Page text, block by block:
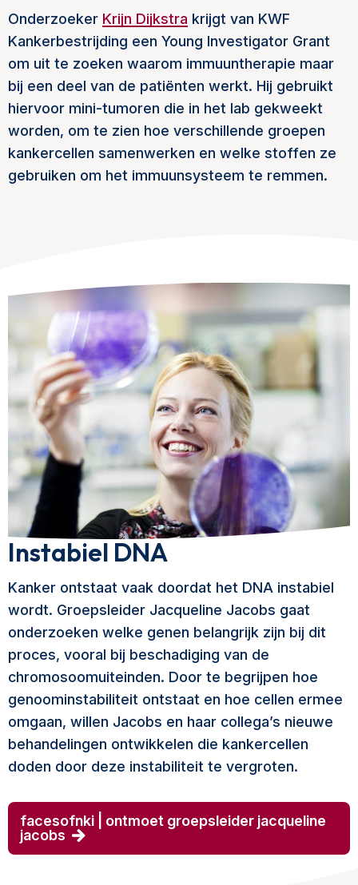
Onderzoeker Krijn Dijkstra krijgt van KWF
Kankerbestrijding een Young Investigator Grant
om uit te zoeken waarom immuuntherapie maar
bij een deel van de patiënten werkt. Hij gebruikt
hiervoor mini-tumoren die in het lab gekweekt
worden, om te zien hoe verschillende groepen
kankercellen samenwerken en welke stoffen ze
gebruiken om het immuunsysteem te remmen.
Instabiel DNA
Kanker ontstaat vaak doordat het DNA instabiel
wordt. Groepsleider Jacqueline Jacobs gaat
onderzoeken welke genen belangrijk zijn bij dit
proces, vooral bij beschadiging van de
chromosoomuiteinden. Door te begrijpen hoe
genoominstabiliteit ontstaat en hoe cellen ermee
omgaan, willen Jacobs en haar collega’s nieuwe
behandelingen ontwikkelen die kankercellen
doden door deze instabiliteit te vergroten.
facesofnki | ontmoet groepsleider jacqueline
jacobs